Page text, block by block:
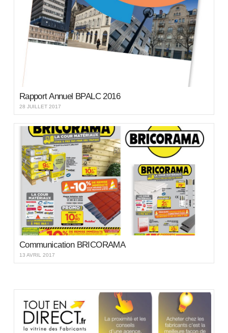
Rapport Annuel BPALC 2016
28 JUILLET 2017
Communication BRICORAMA
13 AVRIL 2017